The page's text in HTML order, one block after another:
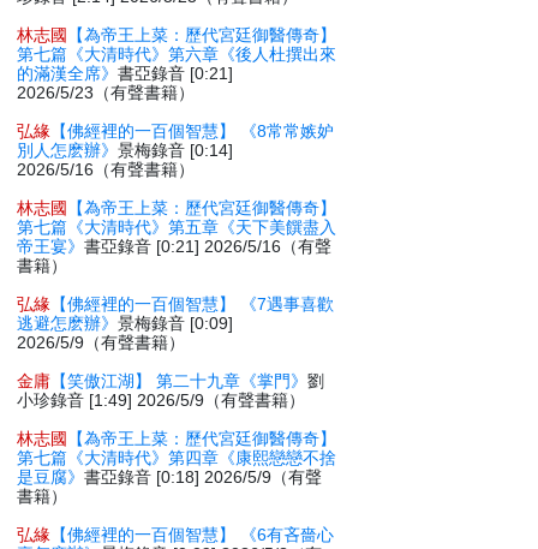
林志國
【為帝王上菜：歷代宮廷御醫傳奇】
第七篇《大清時代》第六章《後人杜撰出來
的滿漢全席》書亞錄音 [0:21]
2026/5/23（有聲書籍）
弘緣 【佛經裡的一百個智慧】 《8常常嫉妒
別人怎麽辦》景梅錄音 [0:14]
2026/5/16（有聲書籍）
林志國
【為帝王上菜：歷代宮廷御醫傳奇】
第七篇《大清時代》第五章《天下美饌盡入
帝王宴》書亞錄音 [0:21] 2026/5/16（有聲
書籍）
弘緣 【佛經裡的一百個智慧】 《7遇事喜歡
逃避怎麽辦》景梅錄音 [0:09]
2026/5/9（有聲書籍）
金庸 【笑傲江湖】 第二十九章《掌門》劉
小珍錄音 [1:49] 2026/5/9（有聲書籍）
林志國
【為帝王上菜：歷代宮廷御醫傳奇】
第七篇《大清時代》第四章《康熙戀戀不捨
是豆腐》書亞錄音 [0:18] 2026/5/9（有聲
書籍）
弘緣 【佛經裡的一百個智慧】 《6有吝嗇心